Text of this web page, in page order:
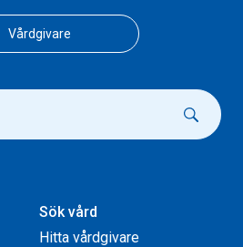
Vårdgivare
Sök vård
Hitta vårdgivare